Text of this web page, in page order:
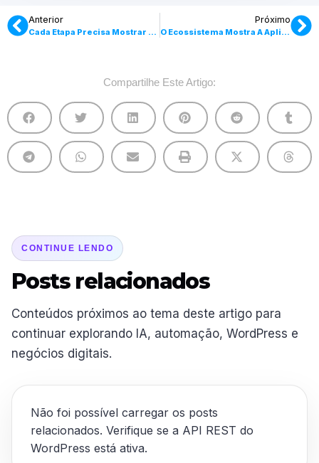
Anterior
Cada Etapa Precisa Mostrar Onde O Conteúdo Está.
Próximo
O Ecossistema Mostra A Aplicação Acontecendo.
Compartilhe Este Artigo:
CONTINUE LENDO
Posts relacionados
Conteúdos próximos ao tema deste artigo para
continuar explorando IA, automação, WordPress e
negócios digitais.
Não foi possível carregar os posts
relacionados. Verifique se a API REST do
WordPress está ativa.